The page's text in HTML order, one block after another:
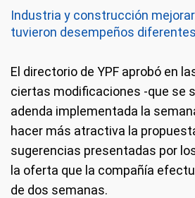
Industria y construcción
tuvieron desempeños
El directorio de YPF aprobó en
ciertas modificaciones -que se
adenda implementada la
hacer más atractiva la
sugerencias presentadas por
la oferta que la compañía
de dos semanas.